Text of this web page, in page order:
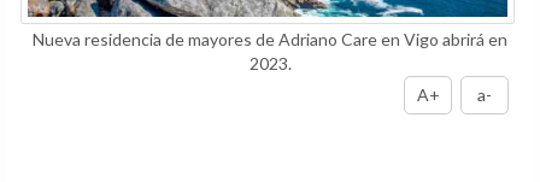
Nueva residencia de mayores de Adriano Care en Vigo abrirá en
2023.
A+
a-